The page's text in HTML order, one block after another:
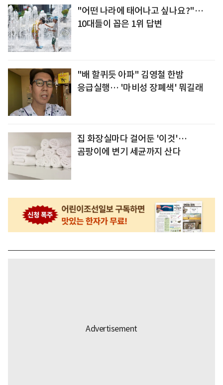
"어떤 나라에 태어나고 싶나요?"…
10대들이 꼽은 1위 답변
"배 할퀴듯 아파" 김영철 한밤
응급실행… '마비성 장폐색' 뭐길래
집 화장실마다 걸어둔 '이것'…
곰팡이에 변기 세균까지 산다